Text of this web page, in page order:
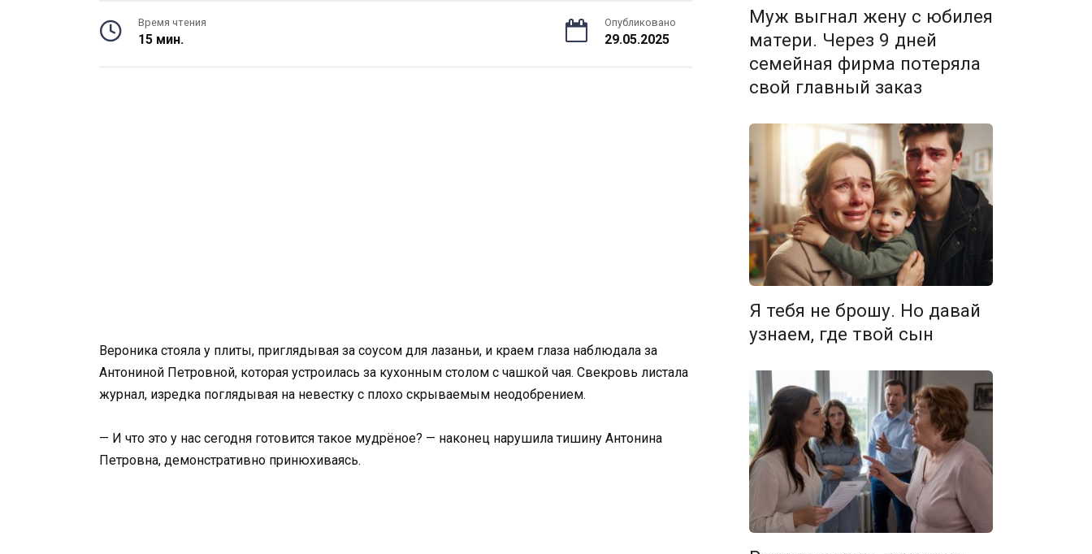
Время чтения
15 мин.
Опубликовано
29.05.2025
Вероника стояла у плиты, приглядывая за соусом для лазаньи, и краем глаза наблюдала за
Антониной Петровной, которая устроилась за кухонным столом с чашкой чая. Свекровь листала
журнал, изредка поглядывая на невестку с плохо скрываемым неодобрением.
— И что это у нас сегодня готовится такое мудрёное? — наконец нарушила тишину Антонина
Петровна, демонстративно принюхиваясь.
Муж выгнал жену с юбилея
матери. Через 9 дней
семейная фирма потеряла
свой главный заказ
Я тебя не брошу. Но давай
узнаем, где твой сын